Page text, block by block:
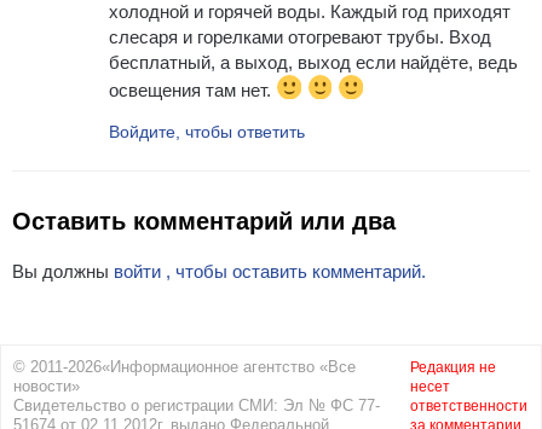
холодной и горячей воды. Каждый год приходят
слесаря и горелками отогревают трубы. Вход
бесплатный, а выход, выход если найдёте, ведь
освещения там нет.
Войдите, чтобы ответить
Оставить комментарий или два
Вы должны войти , чтобы оставить комментарий.
© 2011-2026«Информационное агентство «Все
новости»
Свидетельство о регистрации СМИ: Эл № ФС 77-
51674 от 02.11.2012г. выдано Федеральной
Редакция не
несет
ответственности